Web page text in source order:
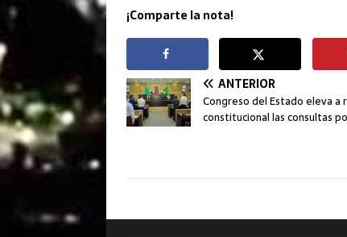
¡Comparte la nota!
ANTERIOR
Congreso del Estado eleva a
constitucional las consultas